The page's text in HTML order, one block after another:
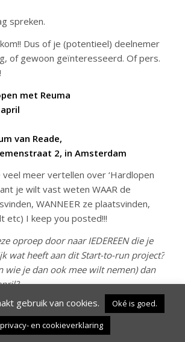
spreken.
Dus of je (potentieel) deelnemer
of gewoon geïnteresseerd. Of pers.
met Reuma
van Reade,
2, in Amsterdam
veel meer vertellen over ‘Hardlopen
je wilt vast weten WAAR de
WANNEER ze plaatsvinden,
etc) I keep you posted!!!
oproep door naar IEDEREEN die je
wat heeft aan dit Start-to-run project?
wie je dan ook mee wilt nemen) dan
gebruik van cookies.
Oké is goed.
privacy- en cookieverklaring